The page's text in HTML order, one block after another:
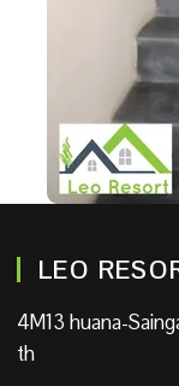
LEO
4M13 huana-
th